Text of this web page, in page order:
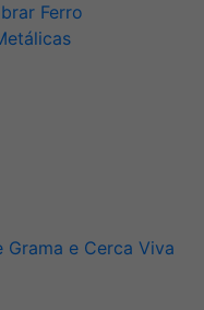
Ferro
e Cerca Viva